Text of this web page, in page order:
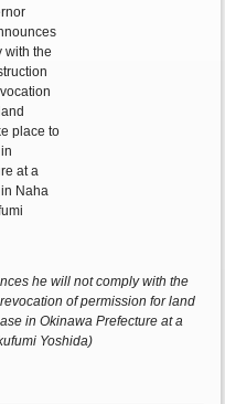
he will not comply with the
of permission for land
in Okinawa Prefecture at a
Yoshida)